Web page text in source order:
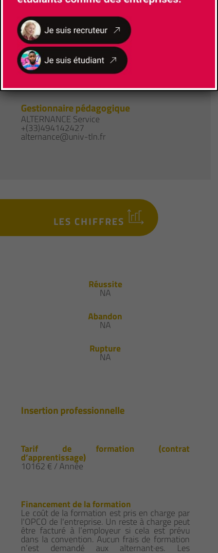
Responsable Alternance
BOCCHECIAMPE Richard
richard.boccheciampe@univ-tln.fr
Lieu de formation
Avenue de l'Université
83130
Gestionnaire pédagogique
ALTERNANCE Service
+(33)494142427
alternance@univ-tln.fr
LES CHIFFRES
Réussite
NA
Abandon
NA
Rupture
NA
Insertion professionnelle
Tarif de formation (contrat
d’apprentissage)
10162 € / Année
Financement de la formation
Le coût de la formation est pris en charge par
l'OPCO de l'entreprise. Un reste à charge peut
être facturé à l’employeur si cela est prévu
dans la convention. Aucun frais de formation
n’est demandé aux alternant·es. Les